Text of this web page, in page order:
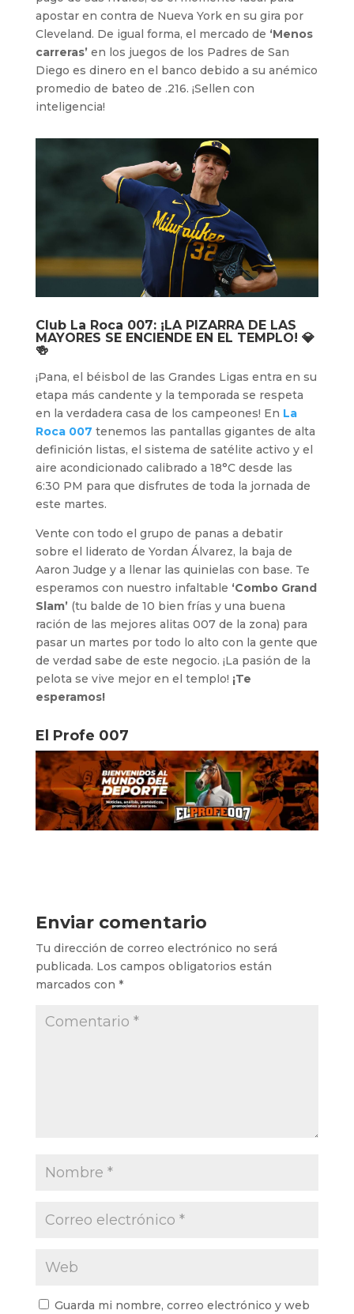
apostar en contra de Nueva York en su gira por
Cleveland. De igual forma, el mercado de ‘Menos
carreras’en los juegos de los Padres de San
Diego es dinero en el banco debido a su anémico
promedio de bateo de .216. ¡Sellen con
inteligencia!
Club La Roca 007: ¡LA PIZARRA DE LAS
MAYORES SE ENCIENDE EN EL TEMPLO! 💎
🍻
¡Pana, el béisbol de las Grandes Ligas entra en su
etapa más candente y la temporada se respeta
en la verdadera casa de los campeones! En La
Roca 007 tenemos las pantallas gigantes de alta
definición listas, el sistema de satélite activo y el
aire acondicionado calibrado a 18°C desde las
6:30 PM para que disfrutes de toda la jornada de
este martes.
Vente con todo el grupo de panas a debatir
sobre el liderato de Yordan Álvarez, la baja de
Aaron Judge y a llenar las quinielas con base. Te
esperamos con nuestro infaltable ‘Combo Grand
Slam’(tu balde de 10 bien frías y una buena
ración de las mejores alitas 007 de la zona) para
pasar un martes por todo lo alto con la gente que
de verdad sabe de este negocio. ¡La pasión de la
pelota se vive mejor en el templo! ¡Te
esperamos!
El Profe 007
Enviar comentario
Tu dirección de correo electrónico no será
publicada. Los campos obligatorios están
marcados con *
Guarda mi nombre, correo electrónico y web